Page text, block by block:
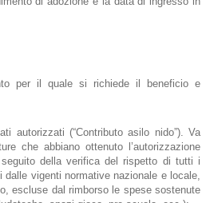
per il quale si richiede il beneficio e
autorizzati (“Contributo asilo nido”). Va
che abbiano ottenuto l’autorizzazione
seguito della verifica del rispetto di tutti i
vigenti normative nazionale e locale,
escluse dal rimborso le spese sostenute